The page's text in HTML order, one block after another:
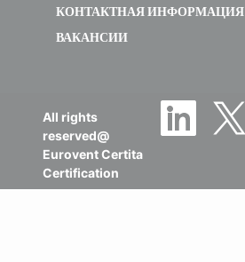
КОНТАКТНАЯ ИНФОРМАЦИЯ
ВАКАНСИИ
All rights
reserved@
Eurovent Certita
Certification